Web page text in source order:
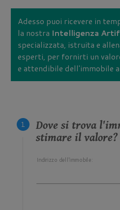
Adesso puoi ricevere in
la nostra Intelligenza
specializzata, istruita e
esperti, per fornirti un
e attendibile dell'immobile
Dove si trova
stimare il valore?
Indirizzo dell'immobile: